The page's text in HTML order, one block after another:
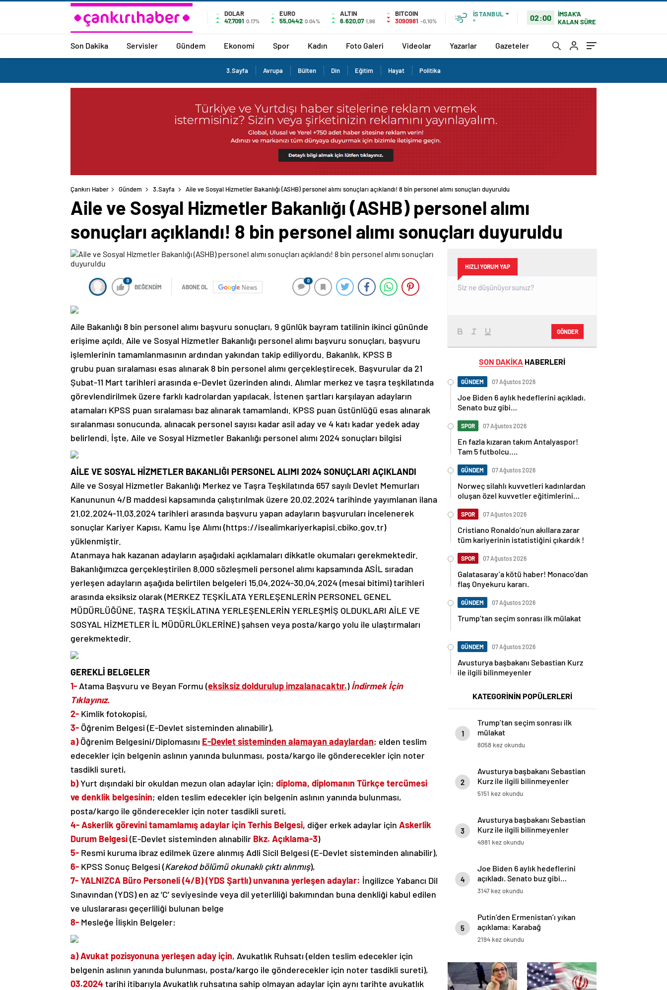
DOLAR
47,7091 0.17%
EURO
55,0442 0.04%
ALTIN
6.620,07 1,96
BITCOIN
3090981 -0,10%
İSTANBUL
°
02:00
İMSAK'A
KALAN SÜRE
Son Dakika Servisler Gündem Ekonomi Spor Kadın Foto Galeri Videolar Yazarlar Gazeteler
3.Sayfa Avrupa Bülten Din Eğitim Hayat Politika
Çankırı Haber Gündem 3.Sayfa Aile ve Sosyal Hizmetler Bakanlığı (ASHB) personel alımı sonuçları açıklandı! 8 bin personel alımı sonuçları duyuruldu
Aile ve Sosyal Hizmetler Bakanlığı (ASHB) personel alımı
sonuçları açıklandı! 8 bin personel alımı sonuçları duyuruldu
0
BEĞENDİM ABONE OL News
0
Aile Bakanlığı 8 bin personel alımı başvuru sonuçları, 9 günlük bayram tatilinin ikinci gününde
erişime açıldı. Aile ve Sosyal Hizmetler Bakanlığı personel alımı başvuru sonuçları, başvuru
işlemlerinin tamamlanmasının ardından yakından takip ediliyordu. Bakanlık, KPSS B
grubu puan sıralaması esas alınarak 8 bin personel alımı gerçekleştirecek. Başvurular da 21
Şubat-11 Mart tarihleri arasında e-Devlet üzerinden alındı. Alımlar merkez ve taşra teşkilatında
görevlendirilmek üzere farklı kadrolardan yapılacak. İstenen şartları karşılayan adayların
atamaları KPSS puan sıralaması baz alınarak tamamlandı. KPSS puan üstünlüğü esas alınarak
sıralanması sonucunda, alınacak personel sayısı kadar asil aday ve 4 katı kadar yedek aday
belirlendi. İşte, Aile ve Sosyal Hizmetler Bakanlığı personel alımı 2024 sonuçları bilgisi
AİLE VE SOSYAL HİZMETLER BAKANLIĞI PERSONEL ALIMI 2024 SONUÇLARI AÇIKLANDI
Aile ve Sosyal Hizmetler Bakanlığı Merkez ve Taşra Teşkilatında 657 sayılı Devlet Memurları
Kanununun 4/B maddesi kapsamında çalıştırılmak üzere 20.02.2024 tarihinde yayımlanan ilana
21.02.2024-11.03.2024 tarihleri arasında başvuru yapan adayların başvuruları incelenerek
sonuçlar Kariyer Kapısı, Kamu İşe Alımı (https://isealimkariyerkapisi.cbiko.gov.tr)
yüklenmiştir.
Atanmaya hak kazanan adayların aşağıdaki açıklamaları dikkatle okumaları gerekmektedir.
Bakanlığımızca gerçekleştirilen 8.000 sözleşmeli personel alımı kapsamında ASİL sıradan
yerleşen adayların aşağıda belirtilen belgeleri 15.04.2024-30.04.2024 (mesai bitimi) tarihleri
arasında eksiksiz olarak (MERKEZ TEŞKİLATA YERLEŞENLERİN PERSONEL GENEL
MÜDÜRLÜĞÜNE, TAŞRA TEŞKİLATINA YERLEŞENLERİN YERLEŞMİŞ OLDUKLARI AİLE VE
SOSYAL HİZMETLER İL MÜDÜRLÜKLERİNE) şahsen veya posta/kargo yolu ile ulaştırmaları
gerekmektedir.
GEREKLİ BELGELER
1- Atama Başvuru ve Beyan Formu (eksiksiz doldurulup imzalanacaktır.)İndirmek İçin
Tıklayınız.
2- Kimlik fotokopisi,
3- Öğrenim Belgesi (E-Devlet sisteminden alınabilir),
a)Öğrenim Belgesini/Diplomasını E-Devlet sisteminden alamayan adaylardan; elden teslim
edecekler için belgenin aslının yanında bulunması, posta/kargo ile gönderecekler için noter
tasdikli sureti,
b)Yurt dışındaki bir okuldan mezun olan adaylar için; diploma, diplomanın Türkçe tercümesi
ve denklik belgesinin; elden teslim edecekler için belgenin aslının yanında bulunması,
posta/kargo ile gönderecekler için noter tasdikli sureti,
4-Askerlik görevini tamamlamış adaylar için Terhis Belgesi, diğer erkek adaylar için Askerlik
Durum Belgesi(E-Devlet sisteminden alınabilir Bkz. Açıklama-3)
5- Resmi kuruma ibraz edilmek üzere alınmış Adli Sicil Belgesi (E-Devlet sisteminden alınabilir),
6- KPSS Sonuç Belgesi (Karekod bölümü okunaklı çıktı alınmış),
7- YALNIZCA Büro Personeli (4/B) (YDS Şartlı)unvanına yerleşen adaylar: İngilizce Yabancı Dil
Sınavından (YDS) en az ‘C’ seviyesinde veya dil yeterliliği bakımından buna denkliği kabul edilen
ve uluslararası geçerliliği bulunan belge
8- Mesleğe İlişkin Belgeler:
a)Avukat pozisyonuna yerleşen aday için, Avukatlık Ruhsatı (elden teslim edecekler için
belgenin aslının yanında bulunması, posta/kargo ile gönderecekler için noter tasdikli sureti),
03.2024 tarihi itibarıyla Avukatlık ruhsatına sahip olmayan adaylar için aynı tarihte avukatlık
HIZLI YORUM YAP
GÖNDER
SON DAKİKA HABERLERİ
GÜNDEM 07 Ağustos 2026
Joe Biden 6 aylık hedeflerini açıkladı.
Senato buz gibi…
SPOR 07 Ağustos 2026
En fazla kızaran takım Antalyaspor!
Tam 5 futbolcu….
GÜNDEM 07 Ağustos 2026
Norweç silahlı kuvvetleri kadınlardan
oluşan özel kuvvetler eğitimlerini
SPOR 07 Ağustos 2026
Cristiano Ronaldo’nun akıllara zarar
tüm kariyerinin istatistiğini çıkardık !
SPOR 07 Ağustos 2026
Galatasaray’a kötü haber! Monaco’dan
flaş Onyekuru kararı.
GÜNDEM 07 Ağustos 2026
Trump’tan seçim sonrası ilk mülakat
GÜNDEM 07 Ağustos 2026
Avusturya başbakanı Sebastian Kurz
ile ilgili bilinmeyenler
KATEGORİNİN POPÜLERLERİ
1
Trump’tan seçim sonrası ilk
mülakat
8058 kez okundu
2
Avusturya başbakanı Sebastian
Kurz ile ilgili bilinmeyenler
5151 kez okundu
3
Avusturya başbakanı Sebastian
Kurz ile ilgili bilinmeyenler
4981 kez okundu
4
Joe Biden 6 aylık hedeflerini
açıkladı. Senato buz gibi…
3147 kez okundu
5
Putin’den Ermenistan’ı yıkan
açıklama: Karabağ
Azerbaycan’ın ayrılmaz bir
2194 kez okundu